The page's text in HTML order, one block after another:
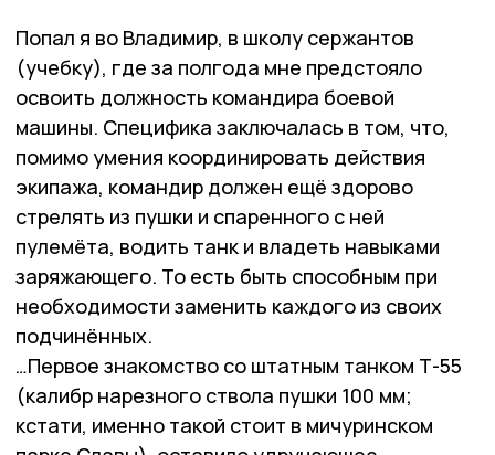
Попал я во Владимир, в школу сержантов
(учебку), где за полгода мне предстояло
освоить должность командира боевой
машины. Специфика заключалась в том, что,
помимо умения координировать действия
экипажа, командир должен ещё здорово
стрелять из пушки и спаренного с ней
пулемёта, водить танк и владеть навыками
заряжающего. То есть быть способным при
необходимости заменить каждого из своих
подчинённых.
…Первое знакомство со штатным танком Т-55
(калибр нарезного ствола пушки 100 мм;
кстати, именно такой стоит в мичуринском